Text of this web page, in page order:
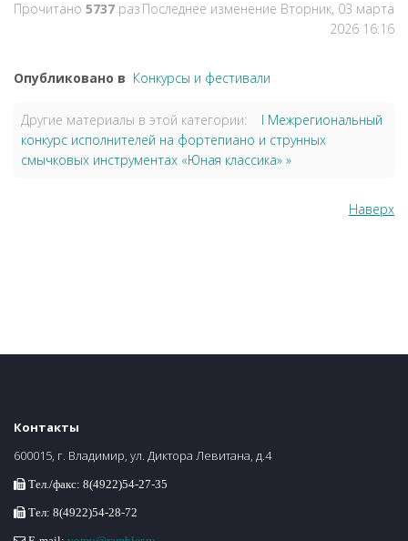
Прочитано 5737 раз Последнее изменение Вторник, 03 марта
2026 16:16
Опубликовано в Конкурсы и фестивали
Другие материалы в этой категории:
I Межрегиональный
конкурс исполнителей на фортепиано и струнных
смычковых инструментах «Юная классика» »
Наверх
Контакты
600015, г. Владимир, ул. Диктора Левитана, д.4
Тел./факс: 8(4922)54-27-35
Тел: 8(4922)54-28-72